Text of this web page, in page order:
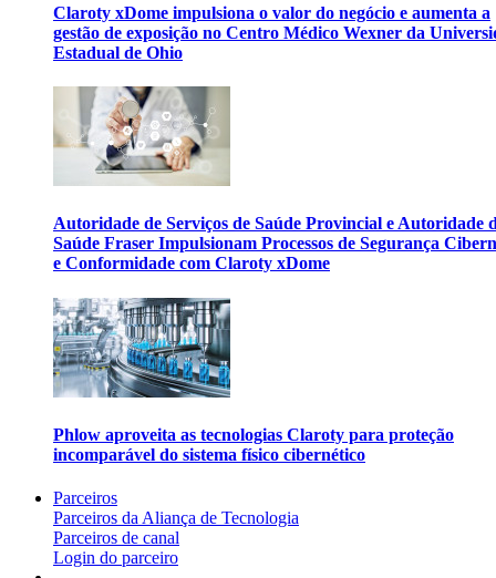
Claroty xDome impulsiona o valor do negócio e aumenta a
gestão de exposição no Centro Médico Wexner da
Estadual de Ohio
Autoridade de Serviços de Saúde Provincial e Autoridade
Saúde Fraser Impulsionam Processos de Segurança
e Conformidade com Claroty xDome
Phlow aproveita as tecnologias Claroty para proteção
incomparável do sistema físico cibernético
Parceiros
Parceiros da Aliança de Tecnologia
Parceiros de canal
Login do parceiro